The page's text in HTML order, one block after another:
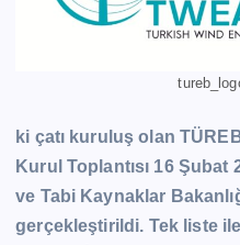
ki çatı kuruluş olan
Kurul Toplantısı 16 Şubat
ve Tabi Kaynaklar
gerçekleştirildi. Tek liste